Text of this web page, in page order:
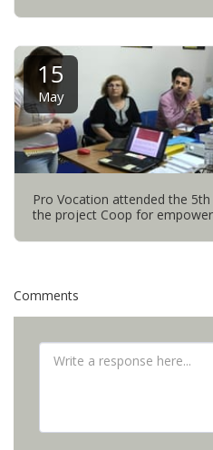
15
May
Pro Vocation attended the
the project Coop for
Comments